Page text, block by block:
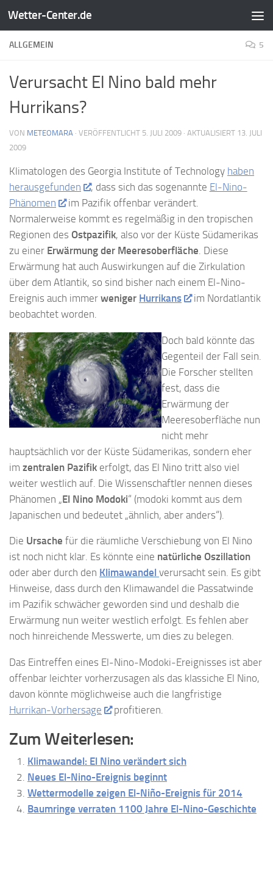
Zum Inhalt springen
Wetter-Center.de
ALLGEMEIN 5
Verursacht El Nino bald mehr
Hurrikans?
VON METEOMARA · VERÖFFENTLICHT 5. JULI 2009 · AKTUALISIERT 13. JULI
2009
Klimatologen des Georgia Institute of Technology haben
herausgefunden
, dass sich das sogenannte El-Nino-
Phänomen
im Pazifik offenbar verändert.
Normalerweise kommt es regelmäßig in den tropischen
Regionen des Ostpazifik, also vor der Küste Südamerikas
zu einer Erwärmung der Meeresoberfläche. Diese
Erwärmung hat auch Auswirkungen auf die Zirkulation
über dem Atlantik, so sind bisher nach einem El-Nino-
Ereignis auch immer weniger Hurrikans
im Nordatlantik
beobachtet worden.
Doch bald könnte das
Gegenteil der Fall sein.
Die Forscher stellten
fest, dass die
Erwärmung der
Meeresoberfläche nun
nicht mehr
hauptsächlich vor der Küste Südamerikas, sondern eher
im zentralen Pazifik erfolgt, das El Nino tritt also viel
weiter westlich auf. Die Wissenschaftler nennen dieses
Phänomen „El Nino Modoki“ (modoki kommt aus dem
Japanischen und bedeutet „ähnlich, aber anders“).
Die Ursache für die räumliche Verschiebung von El Nino
ist noch nicht klar. Es könnte eine natürliche Oszillation
oder aber durch den Klimawandel verursacht sein. Es gibt
Hinweise, dass durch den Klimawandel die Passatwinde
im Pazifik schwächer geworden sind und deshalb die
Erwärmung nun weiter westlich erfolgt. Es fehlen aber
noch hinreichende Messwerte, um dies zu belegen.
Das Eintreffen eines El-Nino-Modoki-Ereignisses ist aber
offenbar leichter vorherzusagen als das klassiche El Nino,
davon könnte möglichweise auch die langfristige
Hurrikan-Vorhersage
profitieren.
Zum Weiterlesen:
Klimawandel: El Nino verändert sich
Neues El-Nino-Ereignis beginnt
Wettermodelle zeigen El-Niño-Ereignis für 2014
Baumringe verraten 1100 Jahre El-Nino-Geschichte